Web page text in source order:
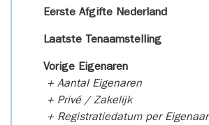
Eerste Afgifte Nederland
Laatste Tenaamstelling
Vorige Eigenaren
+ Aantal Eigenaren
+ Privé / Zakelijk
+ Registratiedatum per Eigenaar